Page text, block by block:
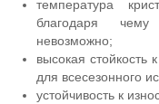
температура
благодаря чему
невозможно;
высокая стойкость
для всесезонного
устойчивость к